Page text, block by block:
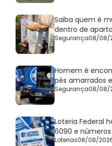
Saiba quem é
dentro de
Segurança08/08/
Homem é
pés amarrados
Segurança08/08/
Loteria Federal
6090 e
Loterias08/08/